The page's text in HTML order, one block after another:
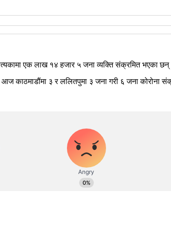
एक लाख १४ हजार ५ जना व्यक्ति संक्रमित भएका
काठमाडौंमा ३ र ललितपुमा ३ जना गरी ६ जना कोरोना